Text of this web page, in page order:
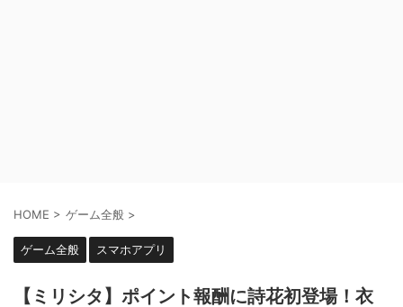
HOME > ゲーム全般 >
ゲーム全般 スマホアプリ
【ミリシタ】ポイント報酬に詩花初登場！衣